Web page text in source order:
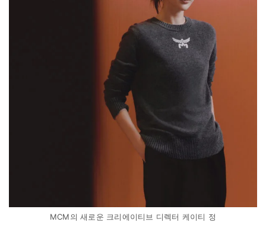
MCM의 새로운 크리에이티브 디렉터 케이티 정